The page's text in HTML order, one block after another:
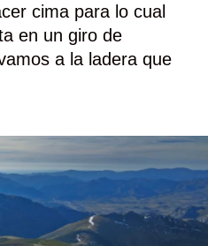
cima para lo cual
en un giro de
a la ladera que